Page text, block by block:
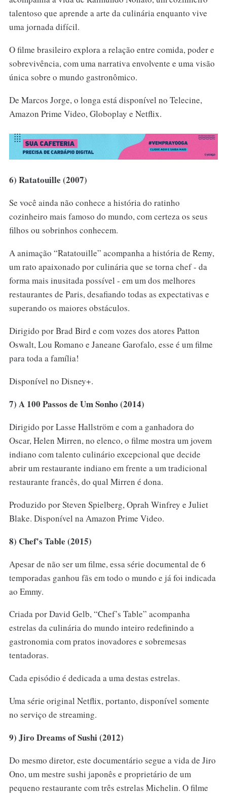
talentoso que aprende a arte da culinária enquanto vive
uma jornada difícil.
O filme brasileiro explora a relação entre comida, poder e
sobrevivência, com uma narrativa envolvente e uma visão
única sobre o mundo gastronômico.
De Marcos Jorge, o longa está disponível no Telecine,
Amazon Prime Video, Globoplay e Netflix.
6) Ratatouille (2007)
Se você ainda não conhece a história do ratinho
cozinheiro mais famoso do mundo, com certeza os seus
filhos ou sobrinhos conhecem.
A animação “Ratatouille” acompanha a história de Remy,
um rato apaixonado por culinária que se torna chef - da
forma mais inusitada possível - em um dos melhores
restaurantes de Paris, desafiando todas as expectativas e
superando os maiores obstáculos.
Dirigido por Brad Bird e com vozes dos atores Patton
Oswalt, Lou Romano e Janeane Garofalo, esse é um filme
para toda a família!
Disponível no Disney+.
7) A 100 Passos de Um Sonho (2014)
Dirigido por Lasse Hallström e com a ganhadora do
Oscar, Helen Mirren, no elenco, o filme mostra um jovem
indiano com talento culinário excepcional que decide
abrir um restaurante indiano em frente a um tradicional
restaurante francês, do qual Mirren é dona.
Produzido por Steven Spielberg, Oprah Winfrey e Juliet
Blake. Disponível na Amazon Prime Video.
8) Chef's Table (2015)
Apesar de não ser um filme, essa série documental de 6
temporadas ganhou fãs em todo o mundo e já foi indicada
ao Emmy.
Criada por David Gelb, “Chef’s Table” acompanha
estrelas da culinária do mundo inteiro redefinindo a
gastronomia com pratos inovadores e sobremesas
tentadoras.
Cada episódio é dedicada a uma destas estrelas.
Uma série original Netflix, portanto, disponível somente
no serviço de streaming.
9) Jiro Dreams of Sushi (2012)
Do mesmo diretor, este documentário segue a vida de Jiro
Ono, um mestre sushi japonês e proprietário de um
pequeno restaurante com três estrelas Michelin. O filme